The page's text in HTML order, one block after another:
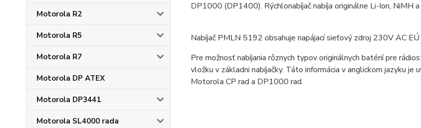
Motorola R2
Motorola R5
Motorola R7
Motorola DP ATEX
Motorola DP3441
Motorola SL4000 rada
DP1000 (DP1400). Rýchlonabíjač nabíja originálne Li-Ion, NiMH
Nabíjač PMLN 5192 obsahuje napájací sieťový zdroj 230V AC
Pre možnosť nabíjania rôznych typov originálnych batérií pre
vložku v základni nabíjačky. Táto informácia v anglickom jazyku
Motorola CP rad a DP1000 rad.